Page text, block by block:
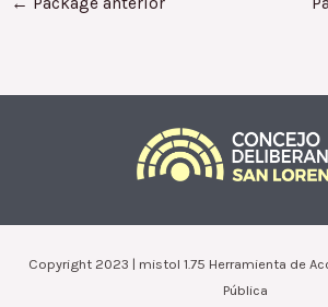
Copyright 2023 | mistol 1.75 Herramienta de
Pública